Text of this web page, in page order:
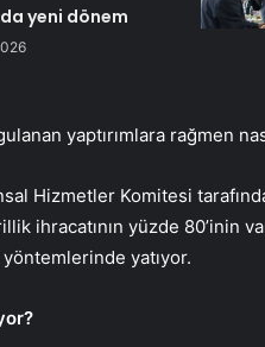
yeni dönem
yaptırımlara rağmen
Hizmetler Komitesi
ihracatının yüzde 80’inin
yöntemlerinde yatıyor.